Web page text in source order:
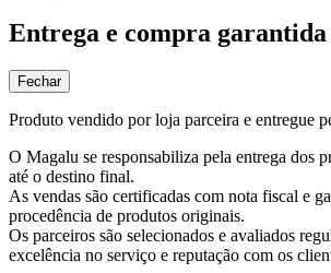
Entrega e compra garantida
Fechar
Produto vendido por loja parceira e entregue
O Magalu se responsabiliza pela entrega dos
até o destino final.
As vendas são certificadas com nota fiscal e
procedência de produtos originais.
Os parceiros são selecionados e avaliados
excelência no serviço e reputação com os